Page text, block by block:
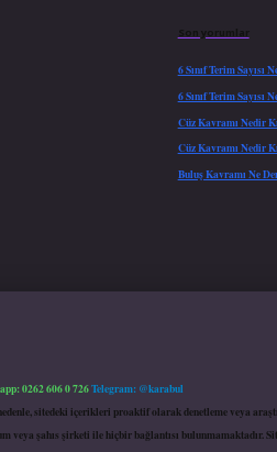
Son yorumlar
6 Sınıf Terim Sayısı
6 Sınıf Terim Sayısı
Cüz Kavramı Nedir
Cüz Kavramı Nedir
Buluş Kavramı Ne
0262 606 0 726Telegram: @karabul
sitedeki içerikleri proaktif olarak denetleme veya
şahıs şirketi ile hiçbir bağlantısı bulunmamaktadır.